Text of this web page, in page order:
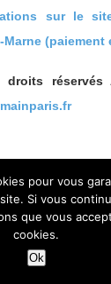
sur le
Marne (paiement
réservés
pour vous
Si vous
que vous
cookies.
Ok